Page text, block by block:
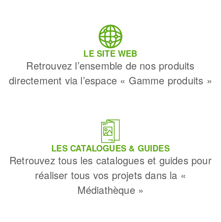
LE SITE WEB
Retrouvez l’ensemble de nos produits
directement via l’espace « Gamme produits »
LES CATALOGUES & GUIDES
Retrouvez tous les catalogues et guides pour
réaliser tous vos projets dans la «
Médiathèque »